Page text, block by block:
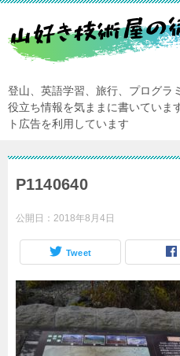
登山、英語学習、旅行、プログラ
役立ち情報を気ままに書いていま
ト広告を利用しています
P1140640
公開日： 2018年8月4日
Tweet